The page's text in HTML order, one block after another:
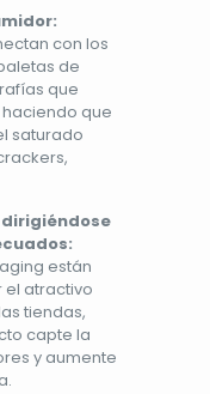
con los
de
que
que
saturado
están
el atractivo
tiendas,
capte la
y aumente